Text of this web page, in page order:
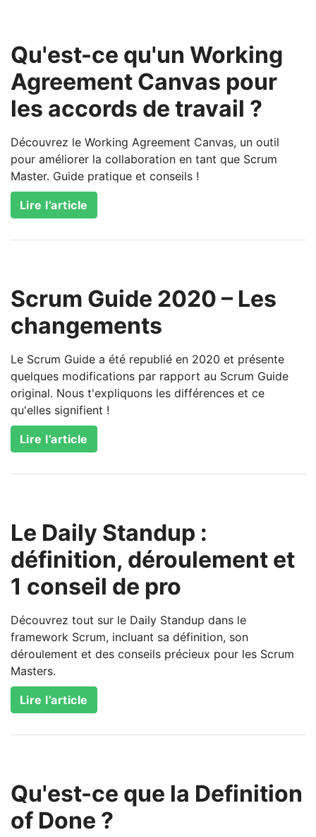
Qu'est-ce qu'un Working
Agreement Canvas pour
les accords de travail ?
Découvrez le Working Agreement Canvas, un outil
pour améliorer la collaboration en tant que Scrum
Master. Guide pratique et conseils !
Lire l’article
Scrum Guide 2020 – Les
changements
Le Scrum Guide a été republié en 2020 et présente
quelques modifications par rapport au Scrum Guide
original. Nous t'expliquons les différences et ce
qu'elles signifient !
Lire l’article
Le Daily Standup :
définition, déroulement et
1 conseil de pro
Découvrez tout sur le Daily Standup dans le
framework Scrum, incluant sa définition, son
déroulement et des conseils précieux pour les Scrum
Masters.
Lire l’article
Qu'est-ce que la Definition
of Done ?